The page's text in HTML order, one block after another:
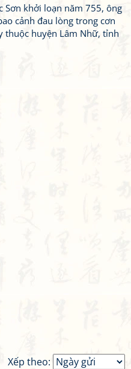
Sơn khởi loạn năm 755, ông
cảnh đau lòng trong cơn
thuộc huyện Lâm Nhữ, tỉnh
Xếp theo: